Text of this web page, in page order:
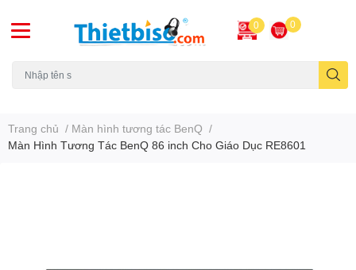
0 0
Trang chủ / Màn hình tương tác BenQ /
Màn Hình Tương Tác BenQ 86 inch Cho Giáo Dục RE8601